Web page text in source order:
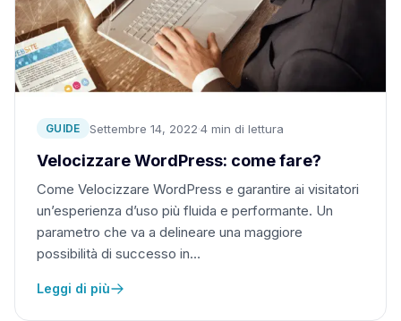
GUIDE Settembre 14, 2022·4 min di lettura
Velocizzare WordPress: come fare?
Come Velocizzare WordPress e garantire ai visitatori
un’esperienza d’uso più fluida e performante. Un
parametro che va a delineare una maggiore
possibilità di successo in…
Leggi di più